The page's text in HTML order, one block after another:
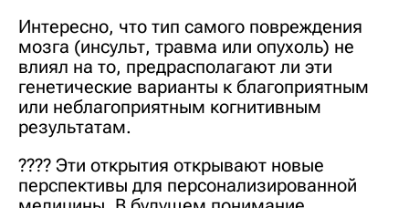
Интересно, что тип самого повреждения
мозга (инсульт, травма или опухоль) не
влиял на то, предрасполагают ли эти
генетические варианты к благоприятным
или неблагоприятным когнитивным
результатам.
???? Эти открытия открывают новые
перспективы для персонализированной